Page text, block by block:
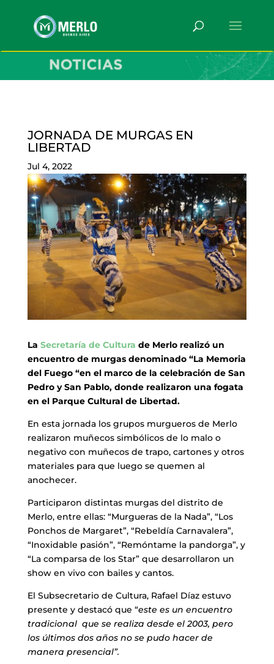
JORNADA DE MURGAS EN
LIBERTAD
Jul 4, 2022
La Secretaría de Cultura de Merlo realizó un
encuentro de murgas denominado “La Memoria
del Fuego “en el marco de la celebración de San
Pedro y San Pablo, donde realizaron una fogata
en el Parque Cultural de Libertad.
En esta jornada los grupos murgueros de Merlo
realizaron muñecos simbólicos de lo malo o
negativo con muñecos de trapo, cartones y otros
materiales para que luego se quemen al
anochecer.
Participaron distintas murgas del distrito de
Merlo, entre ellas: “Murgueras de la Nada”, “Los
Ponchos de Margaret”, “Rebeldía Carnavalera”,
“Inoxidable pasión”, “Remóntame la pandorga”, y
“La comparsa de los Star” que desarrollaron un
show en vivo con bailes y cantos.
El Subsecretario de Cultura, Rafael Díaz estuvo
presente y destacó que “este es un encuentro
tradicional que se realiza desde el 2003, pero
los últimos dos años no se pudo hacer de
manera presencial”.